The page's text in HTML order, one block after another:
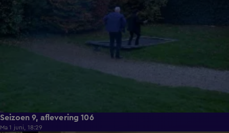
Seizoen 9, aflevering 106
Ma 1 juni, 18:29